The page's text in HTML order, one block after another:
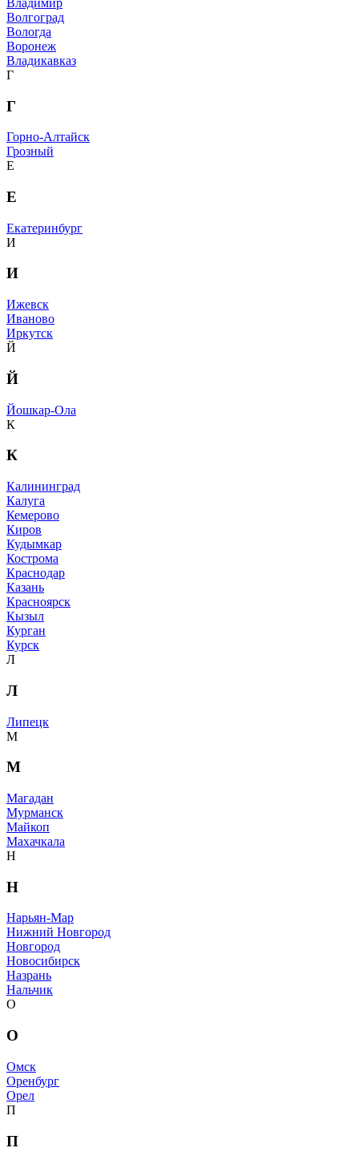
Волгоград
Вологда
Воронеж
Владикавказ
Г
Г
Горно-Алтайск
Грозный
Е
Е
Екатеринбург
И
И
Ижевск
Иваново
Иркутск
Й
Й
Йошкар-Ола
К
К
Калининград
Калуга
Кемерово
Киров
Кудымкар
Кострома
Краснодар
Казань
Красноярск
Кызыл
Курган
Курск
Л
Л
Липецк
М
М
Магадан
Мурманск
Майкоп
Махачкала
Н
Н
Нарьян-Мар
Нижний Новгород
Новгород
Новосибирск
Назрань
Нальчик
О
О
Омск
Оренбург
Орел
П
П